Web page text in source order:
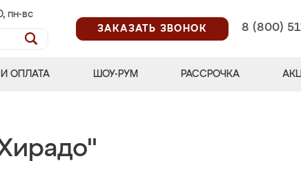
пн-вс
ЗАКАЗАТЬ ЗВОНОК
8 (800)
ОПЛАТА ШОУ-РУМ РАССРОЧКА